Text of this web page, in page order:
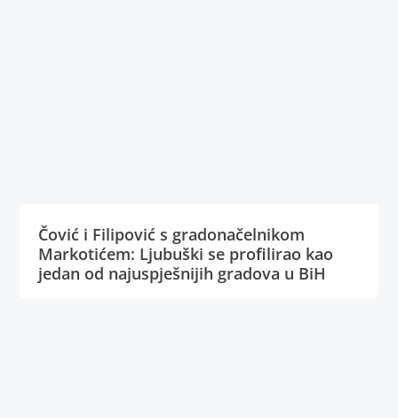
Čović i Filipović s gradonačelnikom
Markotićem: Ljubuški se profilirao kao
jedan od najuspješnijih gradova u BiH